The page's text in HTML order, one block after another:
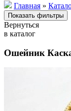
Главная »
Вернуться
в каталог
Ошейник